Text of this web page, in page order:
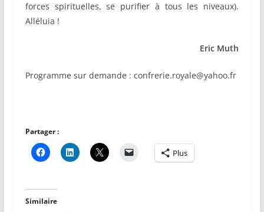
forces spirituelles, se purifier à tous les niveaux).
Alléluia !
Eric Muth
Programme sur demande : confrerie.royale@yahoo.fr
Partager :
Plus
Similaire